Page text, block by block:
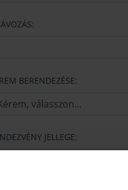
BERENDEZÉSE:
JELLEGE: